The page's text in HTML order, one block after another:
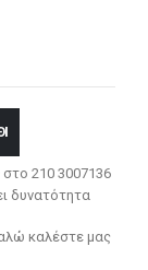
στο 210 3007136
δυνατότητα
καλέστε μας